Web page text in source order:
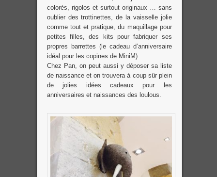
colorés, rigolos et surtout originaux … sans
oublier des trottinettes, de la vaisselle jolie
comme tout et pratique, du maquillage pour
petites filles, des kits pour fabriquer ses
propres barrettes (le cadeau d’anniversaire
idéal pour les copines de MiniM)
Chez Pan, on peut aussi y déposer sa liste
de naissance et on trouvera à coup sûr plein
de jolies idées cadeaux pour les
anniversaires et naissances des loulous.